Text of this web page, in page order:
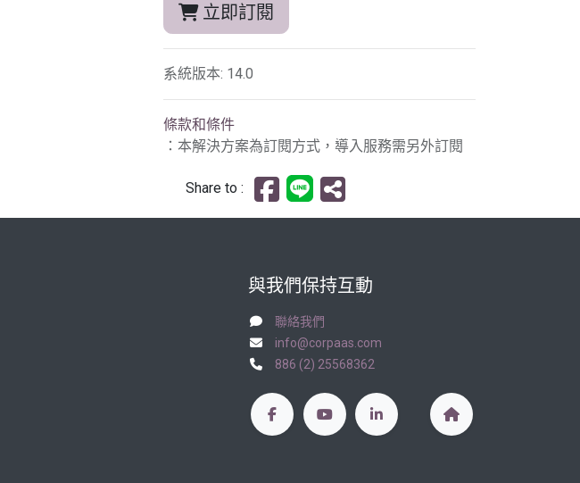
立即訂閱
系統版本: 14.0
條款和條件
：本解決方案為訂閱方式，導入服務需另外訂閱
Share to :
與我們保持互動
聯絡我們
info@corpaas.com
886 (2) 25568362